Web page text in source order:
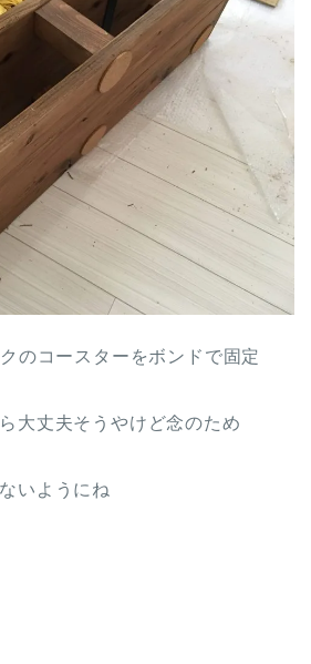
のコースターをボンドで固定
大丈夫そうやけど念のため
いようにね